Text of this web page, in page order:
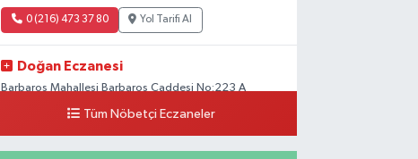
0 (216) 473 37 80 Yol Tarifi Al
Doğan Eczanesi
Barbaros Mahallesi Barbaros Caddesi No:223 A
Tüm Nöbetçi Eczaneler